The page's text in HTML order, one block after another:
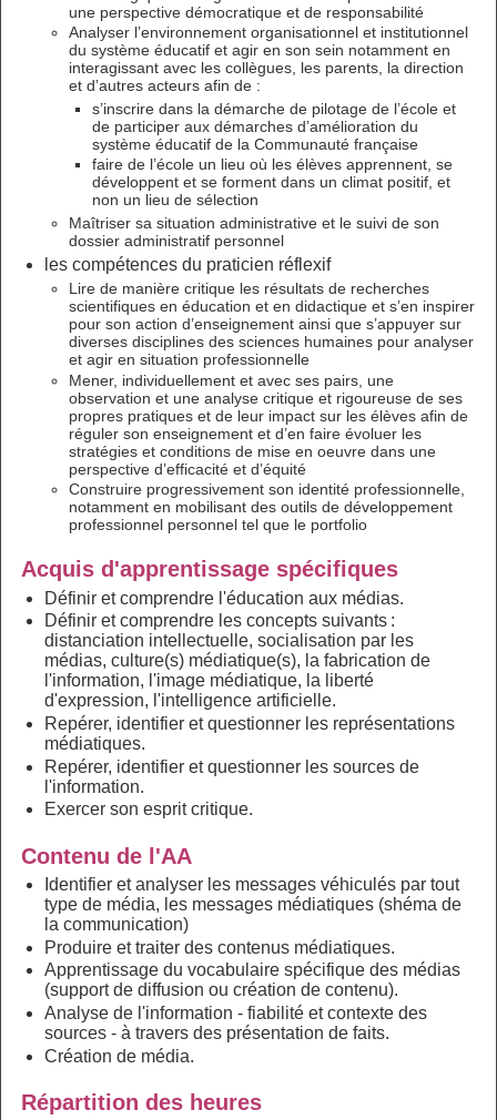
une perspective démocratique et de responsabilité
Analyser l’environnement organisationnel et institutionnel
du système éducatif et agir en son sein notamment en
interagissant avec les collègues, les parents, la direction
et d’autres acteurs afin de :
s’inscrire dans la démarche de pilotage de l’école et
de participer aux démarches d’amélioration du
système éducatif de la Communauté française
faire de l’école un lieu où les élèves apprennent, se
développent et se forment dans un climat positif, et
non un lieu de sélection
Maîtriser sa situation administrative et le suivi de son
dossier administratif personnel
les compétences du praticien réflexif
Lire de manière critique les résultats de recherches
scientifiques en éducation et en didactique et s’en inspirer
pour son action d’enseignement ainsi que s’appuyer sur
diverses disciplines des sciences humaines pour analyser
et agir en situation professionnelle
Mener, individuellement et avec ses pairs, une
observation et une analyse critique et rigoureuse de ses
propres pratiques et de leur impact sur les élèves afin de
réguler son enseignement et d’en faire évoluer les
stratégies et conditions de mise en oeuvre dans une
perspective d’efficacité et d’équité
Construire progressivement son identité professionnelle,
notamment en mobilisant des outils de développement
professionnel personnel tel que le portfolio
Acquis d'apprentissage spécifiques
Définir et comprendre l'éducation aux médias.
Définir et comprendre les concepts suivants :
distanciation intellectuelle, socialisation par les
médias, culture(s) médiatique(s), la fabrication de
l'information, l'image médiatique, la liberté
d'expression, l'intelligence artificielle.
Repérer, identifier et questionner les représentations
médiatiques.
Repérer, identifier et questionner les sources de
l'information.
Exercer son esprit critique.
Contenu de l'AA
Identifier et analyser les messages véhiculés par tout
type de média, les messages médiatiques (shéma de
la communication)
Produire et traiter des contenus médiatiques.
Apprentissage du vocabulaire spécifique des médias
(support de diffusion ou création de contenu).
Analyse de l'information - fiabilité et contexte des
sources - à travers des présentation de faits.
Création de média.
Répartition des heures